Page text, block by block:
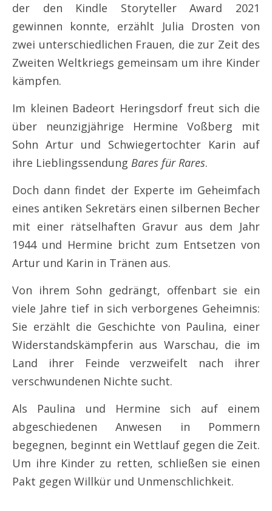
der den Kindle Storyteller Award 2021
gewinnen konnte, erzählt Julia Drosten von
zwei unterschiedlichen Frauen, die zur Zeit des
Zweiten Weltkriegs gemeinsam um ihre Kinder
kämpfen.
Im kleinen Badeort Heringsdorf freut sich die
über neunzigjährige Hermine Voßberg mit
Sohn Artur und Schwiegertochter Karin auf
ihre Lieblingssendung Bares für Rares.
Doch dann findet der Experte im Geheimfach
eines antiken Sekretärs einen silbernen Becher
mit einer rätselhaften Gravur aus dem Jahr
1944 und Hermine bricht zum Entsetzen von
Artur und Karin in Tränen aus.
Von ihrem Sohn gedrängt, offenbart sie ein
viele Jahre tief in sich verborgenes Geheimnis:
Sie erzählt die Geschichte von Paulina, einer
Widerstandskämpferin aus Warschau, die im
Land ihrer Feinde verzweifelt nach ihrer
verschwundenen Nichte sucht.
Als Paulina und Hermine sich auf einem
abgeschiedenen Anwesen in Pommern
begegnen, beginnt ein Wettlauf gegen die Zeit.
Um ihre Kinder zu retten, schließen sie einen
Pakt gegen Willkür und Unmenschlichkeit.